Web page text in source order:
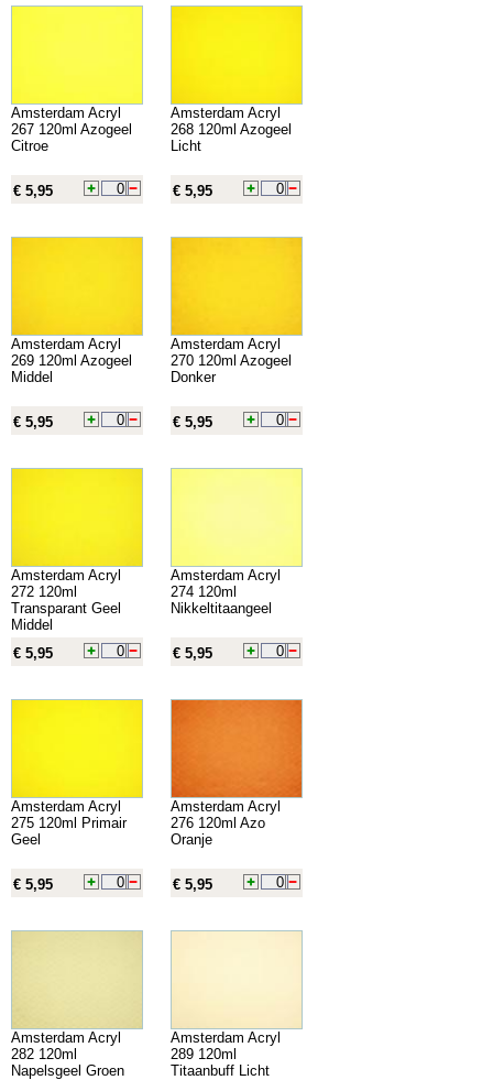
Amsterdam Acryl
267 120ml Azogeel
Citroe
€ 5,95
Amsterdam Acryl
268 120ml Azogeel
Licht
€ 5,95
Amsterdam Acryl
269 120ml Azogeel
Middel
€ 5,95
Amsterdam Acryl
270 120ml Azogeel
Donker
€ 5,95
Amsterdam Acryl
272 120ml
Transparant Geel
Middel
€ 5,95
Amsterdam Acryl
274 120ml
Nikkeltitaangeel
€ 5,95
Amsterdam Acryl
275 120ml Primair
Geel
€ 5,95
Amsterdam Acryl
276 120ml Azo
Oranje
€ 5,95
Amsterdam Acryl
282 120ml
Napelsgeel Groen
Amsterdam Acryl
289 120ml
Titaanbuff Licht